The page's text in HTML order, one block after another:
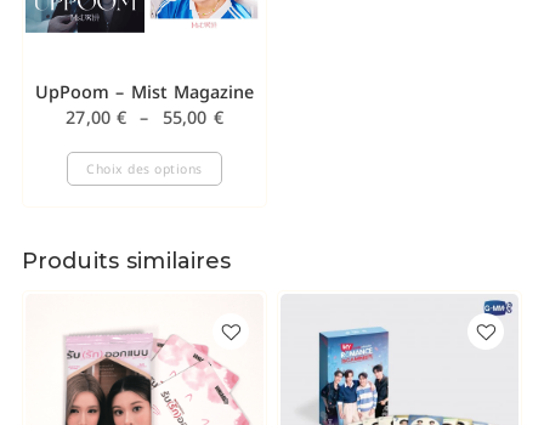
UpPoom – Mist Magazine
27,00€ – 55,00 €
Choix des options
Produits similaires